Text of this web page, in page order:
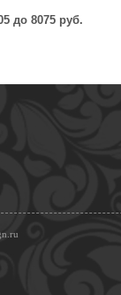
до 8075 руб.